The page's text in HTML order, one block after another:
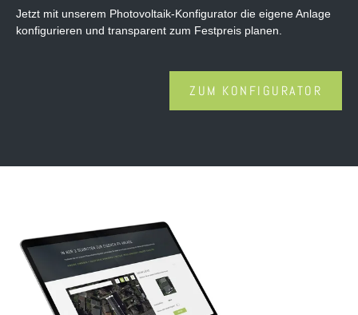
Jetzt mit unserem Photovoltaik-Konfigurator die eigene Anlage
konfigurieren und transparent zum Festpreis planen.
ZUM KONFIGURATOR